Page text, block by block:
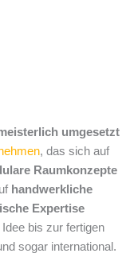
umgesetzt
, das sich auf
Raumkonzepte
handwerkliche
Expertise
bis zur fertigen
sogar international.